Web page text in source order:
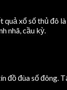
xổ số thủ đô
nhã, cầu kỳ.
đồ đùa số đông.